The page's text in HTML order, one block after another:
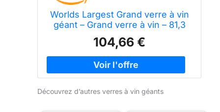
Worlds Largest Grand verre à vin
géant – Grand verre à vin – 81,3
cm, 10 litres, méga pinte, énorme
verres à pied, verre soufflé à la
main, grand refroidisseur fantaisie
à pied/champagne Magnum,
104,66 €
Découvrez d’autres verres à vin géants